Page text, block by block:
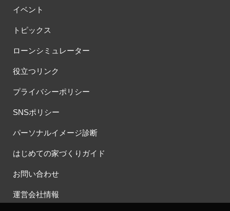
イベント
トピックス
ローンシミュレーター
役立つリンク
プライバシーポリシー
SNSポリシー
パーソナルイメージ診断
はじめての家づくりガイド
お問い合わせ
運営会社情報